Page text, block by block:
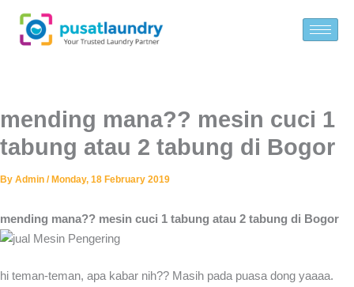
content
mending mana?? mesin cuci 1
tabung atau 2 tabung di Bogor
By Admin /Monday, 18 February 2019
mending mana?? mesin cuci 1 tabung atau 2 tabung di Bogor
hi teman-teman, apa kabar nih?? Masih pada puasa dong yaaaa.